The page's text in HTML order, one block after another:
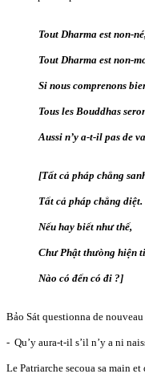
Tout Dharma est non-né,
Tout Dharma est non-
Si nous comprenons
Tous les Bouddhas
Aussi n’y a-t-il pas de
[Tất cả pháp chẳng
Tất cả pháp chẳng diệt.
Nếu hay biết như thế,
Chư Phật thưòng hiện
Nào có đến có đi ?]
Bảo Sát questionna de nouveau
- Qu’y aura-t-il s’il n’y a ni
Le Patriarche secoua sa main et